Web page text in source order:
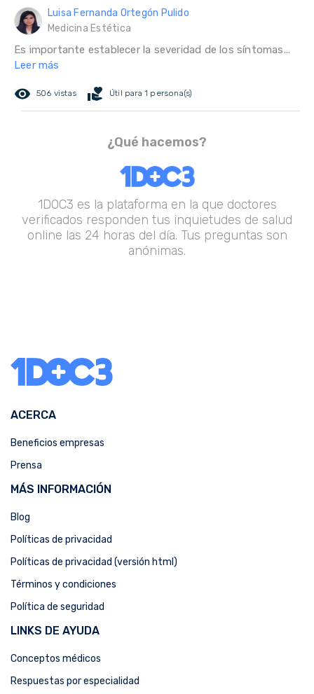
Luisa Fernanda Ortegón Pulido
Medicina Estética
Es importante establecer la severidad de los síntomas...
Leer más
remove_red_eye 506 vistas volunteer_activism Útil para 1 persona(s)
¿Qué hacemos?
1DOC3 es la plataforma en la que doctores
verificados responden tus inquietudes de salud
online las 24 horas del día. Tus preguntas son
anónimas.
ACERCA
Beneficios empresas
Prensa
MÁS INFORMACIÓN
Blog
Políticas de privacidad
Políticas de privacidad (versión html)
Términos y condiciones
Política de seguridad
LINKS DE AYUDA
Conceptos médicos
Respuestas por especialidad